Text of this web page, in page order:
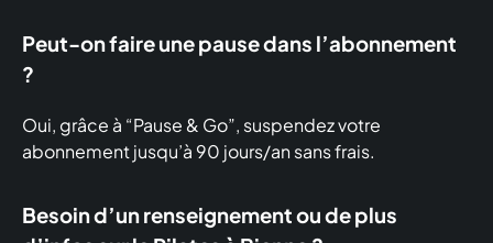
Peut-on faire une pause dans l’abonnement
?
Oui, grâce à “Pause & Go”, suspendez votre
abonnement jusqu’à 90 jours/an sans frais.
Besoin d’un renseignement ou de plus